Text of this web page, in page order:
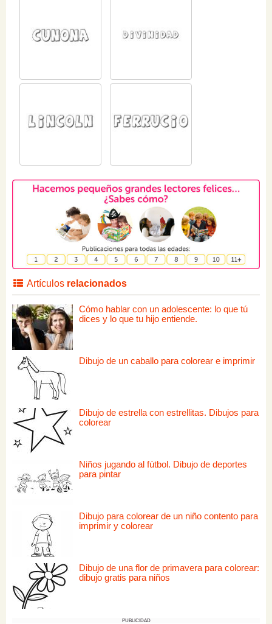
Artículos relacionados
Cómo hablar con un adolescente: lo que tú
dices y lo que tu hijo entiende.
Dibujo de un caballo para colorear e imprimir
Dibujo de estrella con estrellitas. Dibujos para
colorear
Niños jugando al fútbol. Dibujo de deportes
para pintar
Dibujo para colorear de un niño contento para
imprimir y colorear
Dibujo de una flor de primavera para colorear:
dibujo gratis para niños
PUBLICIDAD